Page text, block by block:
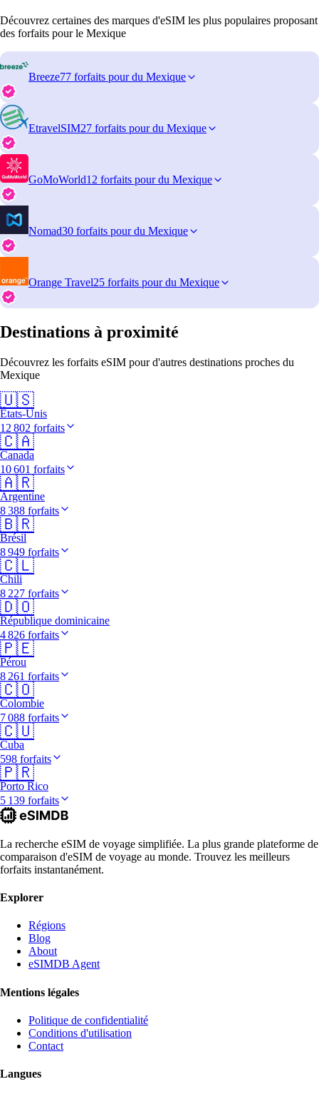
Découvrez certaines des marques d'eSIM les plus populaires proposant
des forfaits pour le Mexique
Breeze77 forfaits pour du Mexique
EtravelSIM27 forfaits pour du Mexique
GoMoWorld12 forfaits pour du Mexique
Nomad30 forfaits pour du Mexique
Orange Travel25 forfaits pour du Mexique
Destinations à proximité
Découvrez les forfaits eSIM pour d'autres destinations proches du
Mexique
🇺🇸
États-Unis
12 802 forfaits
🇨🇦
Canada
10 601 forfaits
🇦🇷
Argentine
8 388 forfaits
🇧🇷
Brésil
8 949 forfaits
🇨🇱
Chili
8 227 forfaits
🇩🇴
République dominicaine
4 826 forfaits
🇵🇪
Pérou
8 261 forfaits
🇨🇴
Colombie
7 088 forfaits
🇨🇺
Cuba
598 forfaits
🇵🇷
Porto Rico
5 139 forfaits
La recherche eSIM de voyage simplifiée. La plus grande plateforme de
comparaison d'eSIM de voyage au monde. Trouvez les meilleurs
forfaits instantanément.
Explorer
Régions
Blog
About
eSIMDB Agent
Mentions légales
Politique de confidentialité
Conditions d'utilisation
Contact
Langues